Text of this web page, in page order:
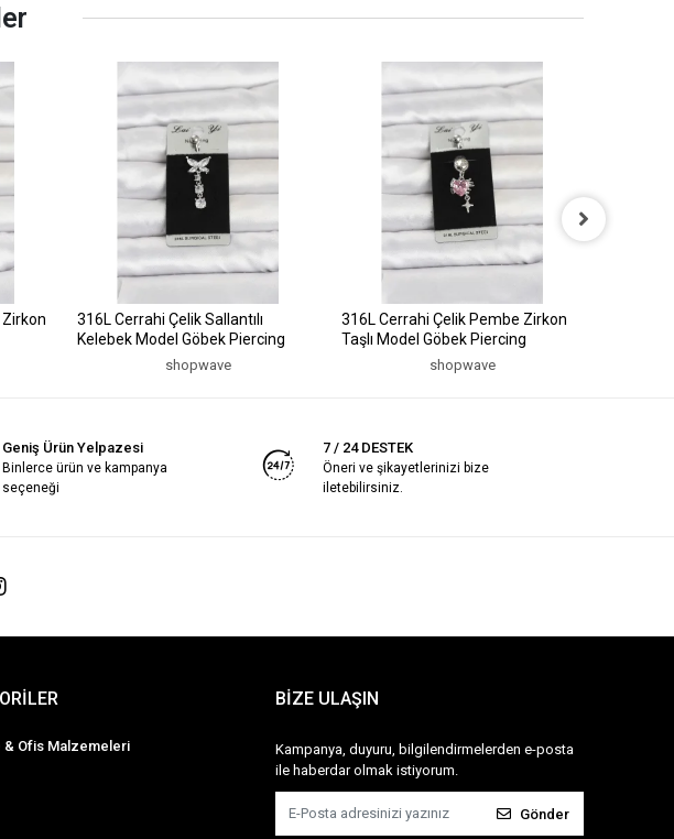
Zirkon
316L Cerrahi Çelik Sallantılı
Kelebek Model Göbek Piercing
shopwave
316L Cerrahi Çelik Pembe Zirkon
Taşlı Model Göbek Piercing
shopwave
Geniş Ürün Yelpazesi
Binlerce ürün ve kampanya
seçeneği
7 / 24 DESTEK
Öneri ve şikayetlerinizi bize
iletebilirsiniz.
& Ofis Malzemeleri
BİZE ULAŞIN
Kampanya, duyuru, bilgilendirmelerden e-posta
ile haberdar olmak istiyorum.
Gönder